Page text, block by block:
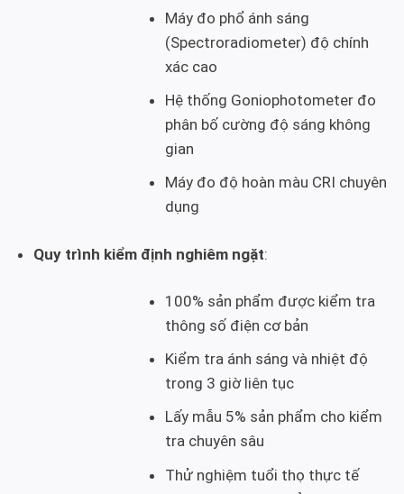
Máy đo phổ ánh sáng
(Spectroradiometer) độ chính
xác cao
Hệ thống Goniophotometer đo
phân bố cường độ sáng không
gian
Máy đo độ hoàn màu CRI chuyên
dụng
Quy trình kiểm định nghiêm ngặt:
100% sản phẩm được kiểm tra
thông số điện cơ bản
Kiểm tra ánh sáng và nhiệt độ
trong 3 giờ liên tục
Lấy mẫu 5% sản phẩm cho kiểm
tra chuyên sâu
Thử nghiệm tuổi thọ thực tế